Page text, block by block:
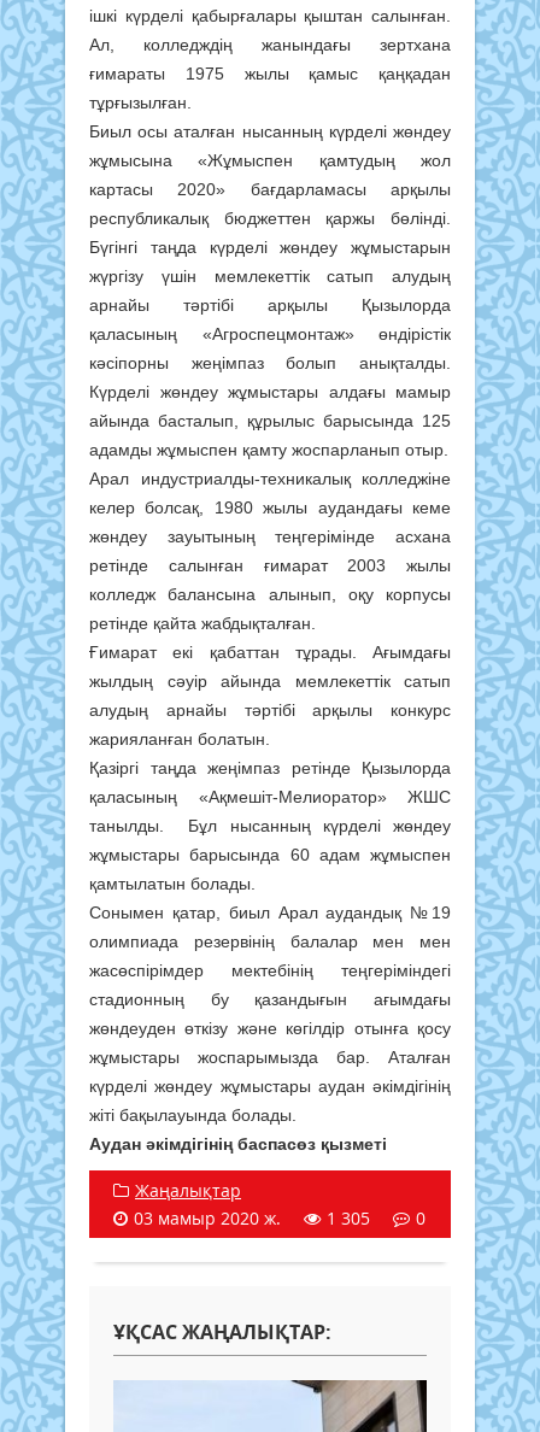
ішкі күрделі қабырғалары қыштан салынған.
Ал, колледждің жанындағы зертхана
ғимараты 1975 жылы қамыс қаңқадан
тұрғызылған.
Биыл осы аталған нысанның күрделі жөндеу
жұмысына «Жұмыспен қамтудың жол
картасы 2020» бағдарламасы арқылы
республикалық бюджеттен қаржы бөлінді.
Бүгінгі таңда күрделі жөндеу жұмыстарын
жүргізу үшін мемлекеттік сатып алудың
арнайы тәртібі арқылы Қызылорда
қаласының «Агроспецмонтаж» өндірістік
кәсіпорны жеңімпаз болып анықталды.
Күрделі жөндеу жұмыстары алдағы мамыр
айында басталып, құрылыс барысында 125
адамды жұмыспен қамту жоспарланып отыр.
Арал индустриалды-техникалық колледжіне
келер болсақ, 1980 жылы аудандағы кеме
жөндеу зауытының теңгерімінде асхана
ретінде салынған ғимарат 2003 жылы
колледж балансына алынып, оқу корпусы
ретінде қайта жабдықталған.
Ғимарат екі қабаттан тұрады. Ағымдағы
жылдың сәуір айында мемлекеттік сатып
алудың арнайы тәртібі арқылы конкурс
жарияланған болатын.
Қазіргі таңда жеңімпаз ретінде Қызылорда
қаласының «Ақмешіт-Мелиоратор» ЖШС
танылды. Бұл нысанның күрделі жөндеу
жұмыстары барысында 60 адам жұмыспен
қамтылатын болады.
Сонымен қатар, биыл Арал аудандық №19
олимпиада резервінің балалар мен мен
жасөспірімдер мектебінің теңгеріміндегі
стадионның бу қазандығын ағымдағы
жөндеуден өткізу және көгілдір отынға қосу
жұмыстары жоспарымызда бар. Аталған
күрделі жөндеу жұмыстары аудан әкімдігінің
жіті бақылауында болады.
Аудан әкімдігінің баспасөз қызметі
Жаңалықтар
03 мамыр 2020 ж.
1 305 0
ҰҚСАС ЖАҢАЛЫҚТАР: